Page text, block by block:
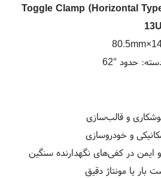
Toggle Clamp (Horizontal
حدود °62
و قالب‌سازی
و خودروسازی
ایمن در کفی‌های نگهدارنده سنگین
بار یا مونتاژ دقیق